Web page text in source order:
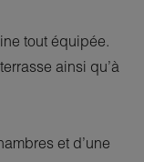
tout équipée.
ainsi qu’à
et d’une